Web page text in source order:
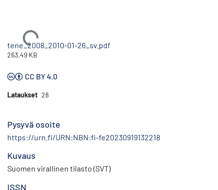
Ladataan...
tene_2008_2010-01-26_sv.pdf
263.49 KB
CC BY 4.0
Lataukset 28
Pysyvä osoite
https://urn.fi/URN:NBN:fi-fe20230919132218
Kuvaus
Suomen virallinen tilasto (SVT)
ISSN